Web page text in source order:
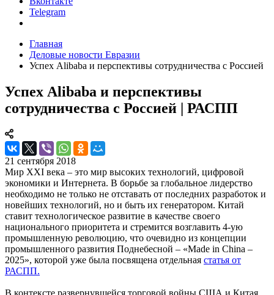
Telegram
Главная
Деловые новости Евразии
Успех Alibaba и перспективы сотрудничества с Россией
Успех Alibaba и перспективы
сотрудничества с Россией | РАСПП
21 сентября 2018
Мир XXI века – это мир высоких технологий, цифровой
экономики и Интернета. В борьбе за глобальное лидерство
необходимо не только не отставать от последних разработок и
новейших технологий, но и быть их генератором. Китай
ставит технологическое развитие в качестве своего
национального приоритета и стремится возглавить 4-ую
промышленную революцию, что очевидно из концепции
промышленного развития Поднебесной – «Made in China –
2025», которой уже была посвящена отдельная статья от
РАСПП.
В контексте развернувшейся торговой войны США и Китая